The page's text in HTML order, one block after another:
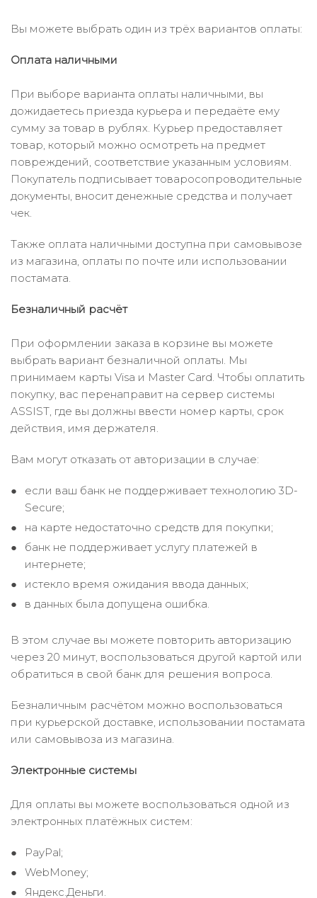
Вы можете выбрать один из трёх вариантов оплаты:
Оплата наличными
При выборе варианта оплаты наличными, вы
дожидаетесь приезда курьера и передаёте ему
сумму за товар в рублях. Курьер предоставляет
товар, который можно осмотреть на предмет
повреждений, соответствие указанным условиям.
Покупатель подписывает товаросопроводительные
документы, вносит денежные средства и получает
чек.
Также оплата наличными доступна при самовывозе
из магазина, оплаты по почте или использовании
постамата.
Безналичный расчёт
При оформлении заказа в корзине вы можете
выбрать вариант безналичной оплаты. Мы
принимаем карты Visa и Master Card. Чтобы оплатить
покупку, вас перенаправит на сервер системы
ASSIST, где вы должны ввести номер карты, срок
действия, имя держателя.
Вам могут отказать от авторизации в случае:
если ваш банк не поддерживает технологию 3D-
Secure;
на карте недостаточно средств для покупки;
банк не поддерживает услугу платежей в
интернете;
истекло время ожидания ввода данных;
в данных была допущена ошибка.
В этом случае вы можете повторить авторизацию
через 20 минут, воспользоваться другой картой или
обратиться в свой банк для решения вопроса.
Безналичным расчётом можно воспользоваться
при курьерской доставке, использовании постамата
или самовывоза из магазина.
Электронные системы
Для оплаты вы можете воспользоваться одной из
электронных платёжных систем:
PayPal;
WebMoney;
Яндекс.Деньги.